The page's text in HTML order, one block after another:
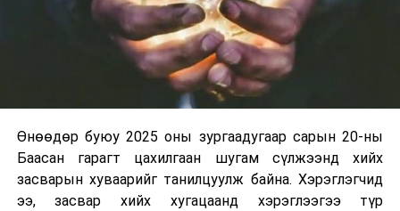
Өнөөдөр буюу 2025 оны зургаадугаар сарын 20-ны
Баасан гарагт цахилгаан шугам сүлжээнд хийх
засварын хуваарийг танилцуулж байна. Хэрэглэгчид
ээ, засвар хийх хугацаанд хэрэглээгээ түр